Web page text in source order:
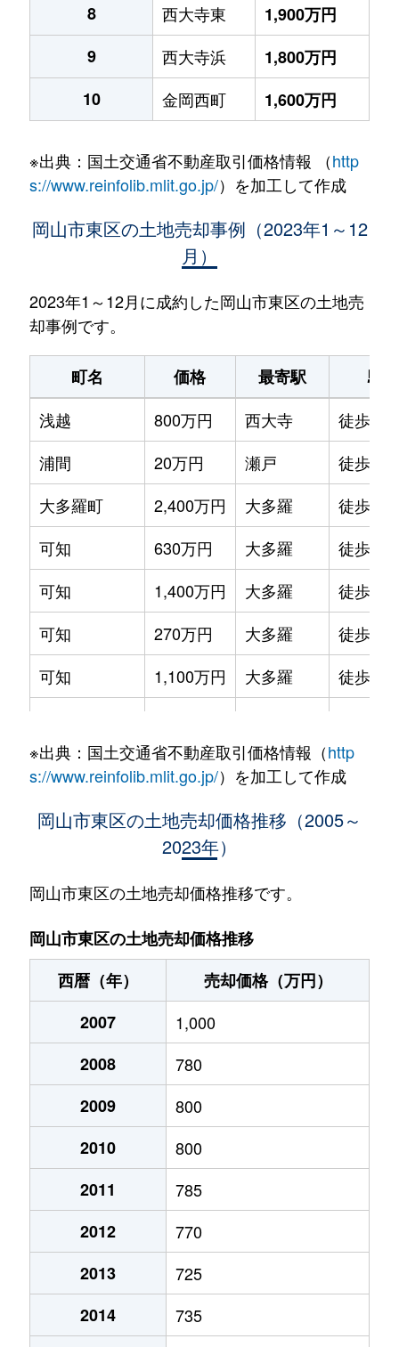
8
西大寺東
1,900万円
9
西大寺浜
1,800万円
10
金岡西町 1,600万円
※出典：国土交通省不動産取引価格情報 （http
s://www.reinfolib.mlit.go.jp/）を加工して作成
岡山市東区の土地売却事例（2023年1～12
月）
2023年1～12月に成約した岡山市東区の土地売
却事例です。
町名 価格 最寄駅
駅
浅越
800万円 西大寺
徒歩20
浦間
20万円 瀬戸
徒歩45
大多羅町
2,400万円 大多羅
徒歩1分
可知
630万円 大多羅
徒歩14
可知
1,400万円 大多羅
徒歩12
可知
270万円 大多羅
徒歩14
可知
1,100万円 大多羅
徒歩16
金田
3,600万円 大多羅
徒歩45
300万円
久保
790万円 西大寺
久保
950万円 西大寺
久保
3,500万円 西大寺
850万円
1,900万円
古都南方
330万円
古都南方
110万円
古都南方
170万円
西大寺上
1,500万円
西大寺上
2,500万円
西大寺中
5,100万円
※出典：国土交通省不動産取引価格情報（http
s://www.reinfolib.mlit.go.jp/）を加工して作成
岡山市東区の土地売却価格推移（2005～
2023年）
岡山市東区の土地売却価格推移です。
岡山市東区の土地売却価格推移
西暦（年）
売却価格（万円）
2007
1,000
2008
780
2009
800
2010
800
2011
785
2012
770
2013
725
2014
735